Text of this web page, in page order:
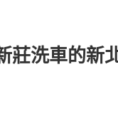
莊洗車的新